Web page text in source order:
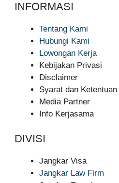
INFORMASI
Tentang Kami
Hubungi Kami
Lowongan Kerja
Kebijakan Privasi
Disclaimer
Syarat dan Ketentuan
Media Partner
Info Kerjasama
DIVISI
Jangkar Visa
Jangkar Law Firm